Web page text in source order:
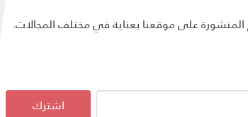
على موقعنا بعناية في مختلف المجالات.
اشترك